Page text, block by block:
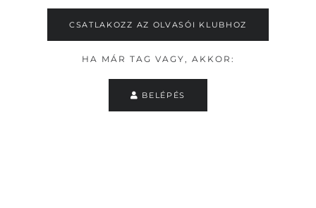
CSATLAKOZZ AZ OLVASÓI KLUBHOZ
HA MÁR TAG VAGY, AKKOR:
BELÉPÉS